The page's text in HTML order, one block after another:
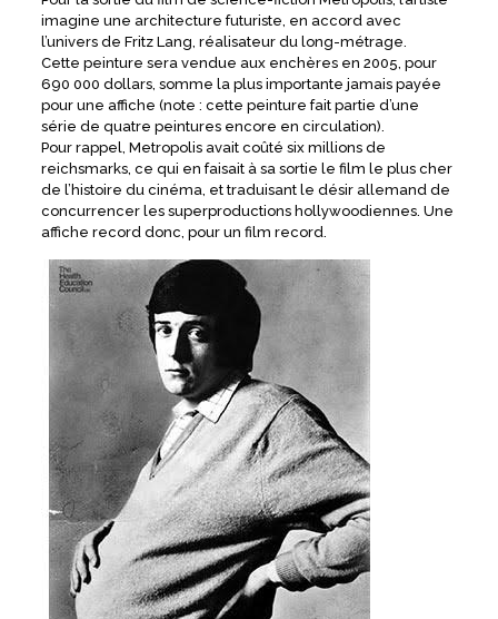
imagine une architecture futuriste, en accord avec
l’univers de Fritz Lang, réalisateur du long-métrage.
Cette peinture sera vendue aux enchères en 2005, pour
690 000 dollars, somme la plus importante jamais payée
pour une affiche (note : cette peinture fait partie d’une
série de quatre peintures encore en circulation).
Pour rappel, Metropolis avait coûté six millions de
reichsmarks, ce qui en faisait à sa sortie le film le plus cher
de l’histoire du cinéma, et traduisant le désir allemand de
concurrencer les superproductions hollywoodiennes. Une
affiche record donc, pour un film record.